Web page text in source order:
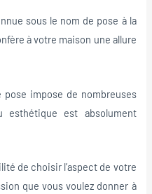
sous le nom de pose à la
à votre maison une allure
pose impose de nombreuses
esthétique est absolument
de choisir l’aspect de votre
que vous voulez donner à